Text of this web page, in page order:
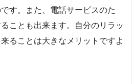
す。また、電話サービスのた
ことも出来ます。自分のリラッ
ることは大きなメリットですよ